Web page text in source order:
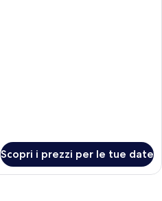
Scopri i prezzi per le tue date